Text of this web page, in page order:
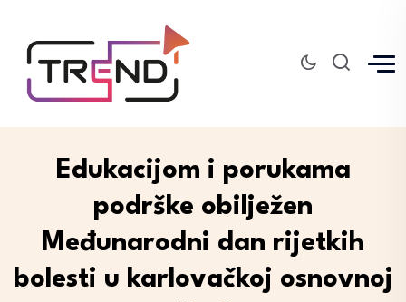
Edukacijom i porukama
podrške obilježen
Međunarodni dan rijetkih
bolesti u karlovačkoj osnovnoj